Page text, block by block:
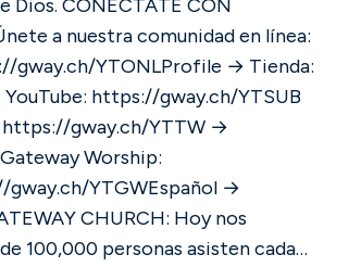
CON
a nuestra comunidad en línea:
gway.ch/YTONLProfile → Tienda:
https://gway.ch/YTSUB
gway.ch/YTTW →
YTGWEspañol →
100,000 personas asisten cada